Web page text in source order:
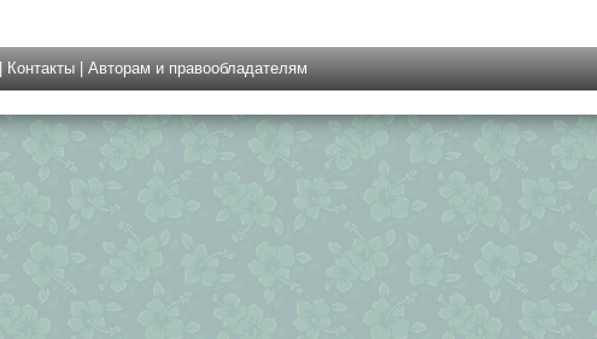
Контакты| Авторам и правообладателям